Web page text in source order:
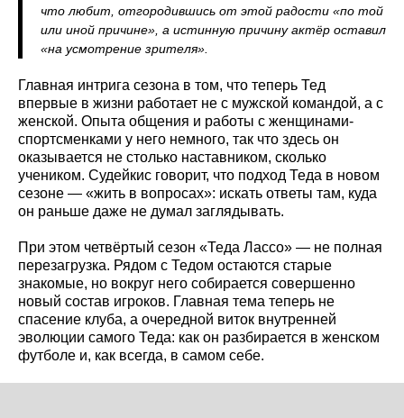
что любит, отгородившись от этой радости «по той
или иной причине», а истинную причину актёр оставил
«на усмотрение зрителя».
Главная интрига сезона в том, что теперь Тед
впервые в жизни работает не с мужской командой, а с
женской. Опыта общения и работы с женщинами-
спортсменками у него немного, так что здесь он
оказывается не столько наставником, сколько
учеником. Судейкис говорит, что подход Теда в новом
сезоне — «жить в вопросах»: искать ответы там, куда
он раньше даже не думал заглядывать.
При этом четвёртый сезон «Теда Лассо» — не полная
перезагрузка. Рядом с Тедом остаются старые
знакомые, но вокруг него собирается совершенно
новый состав игроков. Главная тема теперь не
спасение клуба, а очередной виток внутренней
эволюции самого Теда: как он разбирается в женском
футболе и, как всегда, в самом себе.